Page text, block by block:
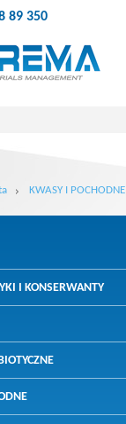
89 350
KWASY I POCHODNE
I KONSERWANTY